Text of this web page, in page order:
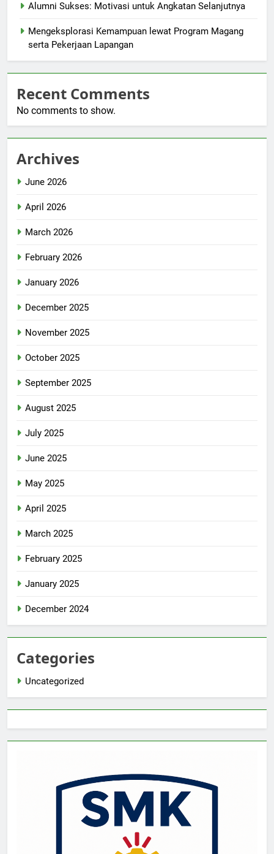
Alumni Sukses: Motivasi untuk Angkatan Selanjutnya
Mengeksplorasi Kemampuan lewat Program Magang
serta Pekerjaan Lapangan
Recent Comments
No comments to show.
Archives
June 2026
April 2026
March 2026
February 2026
January 2026
December 2025
November 2025
October 2025
September 2025
August 2025
July 2025
June 2025
May 2025
April 2025
March 2025
February 2025
January 2025
December 2024
Categories
Uncategorized